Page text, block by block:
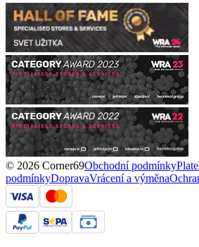
© 2026 Corner69Obchodní podmínky
podmínkyDopravaVrácení a výměna